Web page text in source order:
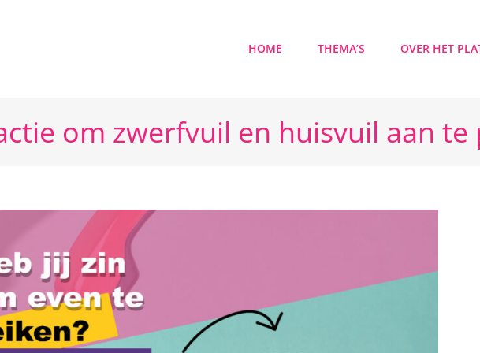
HOME THEMA’S OVER HET
om zwerfvuil en huisvuil aan te